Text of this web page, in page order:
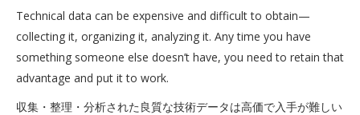
Technical data can be expensive and difficult to obtain—
collecting it, organizing it, analyzing it. Any time you have
something someone else doesn’t have, you need to retain that
advantage and put it to work.
収集・整理・分析された良質な技術データは高価で入手が難しい